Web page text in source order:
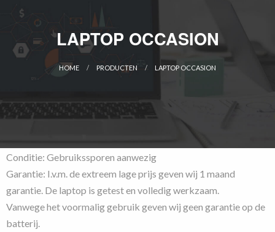
LAPTOP OCCASION
HOME PRODUCTEN CURRENT:
LAPTOP OCCASION
Conditie: Gebruikssporen aanwezig
Garantie: I.v.m. de extreem lage prijs geven wij 1 maand
garantie. De laptop is getest en volledig werkzaam.
Vanwege het voormalig gebruik geven wij geen garantie op de
batterij.